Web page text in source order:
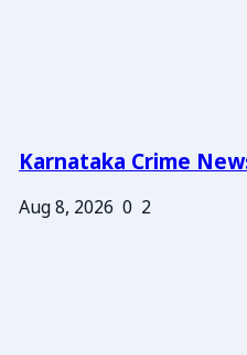
Karnataka Crime
Aug 8, 2026 0 2